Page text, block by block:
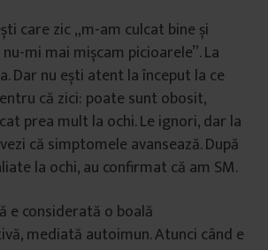
care zic „m-am culcat bine și
mi mai mișcam picioarele”. La
Dar nu ești atent la început la ce
că zici: poate sunt obosit,
prea mult la ochi. Le ignori, dar la
că simptomele avansează. După
la ochi, au confirmat că am SM.
e considerată o boală
mediată autoimun. Atunci când e